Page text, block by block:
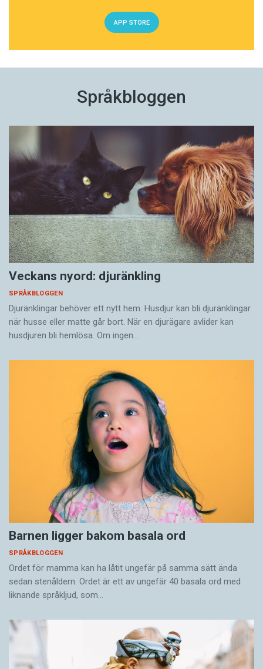
APP STORE
Språkbloggen
Veckans nyord: djuränkling
SPRÅKBLOGGEN
Djuränklingar behöver ett nytt hem. Husdjur kan bli djuränklingar
när husse eller matte går bort. När en djurägare avlider kan
husdjuren bli hemlösa. Om ingen…
Barnen ligger bakom basala ord
SPRÅKBLOGGEN
Ordet för mamma kan ha låtit ungefär på samma sätt ända
sedan stenåldern. Ordet är ett av ungefär 40 basala ord med
liknande språkljud, som…